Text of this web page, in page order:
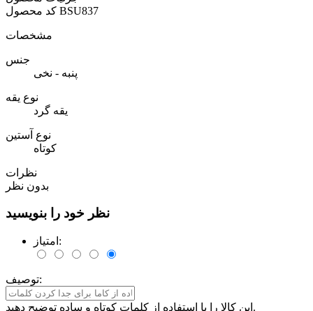
BSU837
مشخصات
جنس
پنبه - نخی
نوع یقه
یقه گرد
نوع آستین
کوتاه
نظرات
بدون نظر
نظر خود را بنویسید
امتیاز:
توصیف:
این کالا را با استفاده از کلمات کوتاه و ساده توضیح دهید.